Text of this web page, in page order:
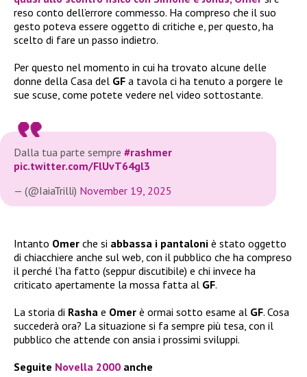
reso conto dell’errore commesso. Ha compreso che il suo
gesto poteva essere oggetto di critiche e, per questo, ha
scelto di fare un passo indietro.
Per questo nel momento in cui ha trovato alcune delle
donne della Casa del GF a tavola ci ha tenuto a porgere le
sue scuse, come potete vedere nel video sottostante.
Dalla tua parte sempre #rashmer
pic.twitter.com/FlUvT64gl3
— (@IaiaTrilli) November 19, 2025
Intanto Omer che si abbassa i pantaloni è stato oggetto
di chiacchiere anche sul web, con il pubblico che ha compreso
il perché l’ha fatto (seppur discutibile) e chi invece ha
criticato apertamente la mossa fatta al GF.
La storia di Rasha e Omer è ormai sotto esame al GF. Cosa
succederà ora? La situazione si fa sempre più tesa, con il
pubblico che attende con ansia i prossimi sviluppi.
Seguite Novella 2000 anche